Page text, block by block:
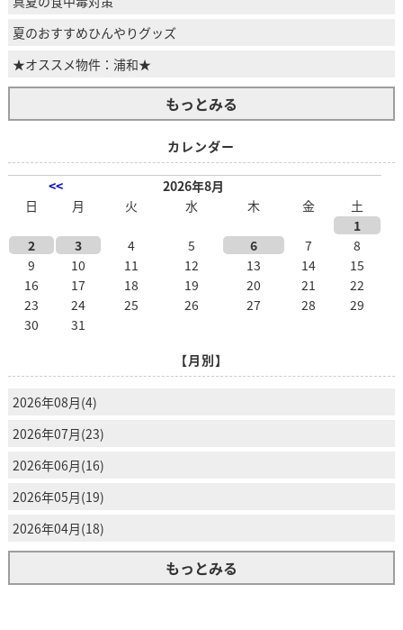
夏のおすすめひんやりグッズ
★オススメ物件：浦和★
もっとみる
カレンダー
<<
2026年8月
日
月 火 水 木 金
土
1
2
3 4 5 6 7
8
9
10 11 12 13 14
15
16
17 18 19 20 21
22
23
24 25 26 27 28
29
30
31
【月別】
2026年08月(4)
2026年07月(23)
2026年06月(16)
2026年05月(19)
2026年04月(18)
もっとみる